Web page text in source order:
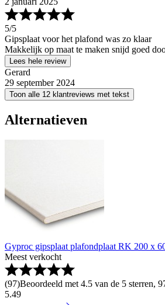
5/5
Gipsplaat voor het plafond was zo klaar
Makkelijk op maat te maken snijd goed
Lees hele review
Gerard
29 september 2024
Toon alle 12 klantreviews met tekst
Alternatieven
Gyproc gipsplaat plafondplaat RK 200 x
Meest verkocht
(97)Beoordeeld met 4.5 van de 5 sterren,
5.49